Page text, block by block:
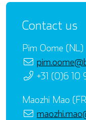
Contact us
Pim Oome (NL)
+31 (0)6
Maozhi Mao